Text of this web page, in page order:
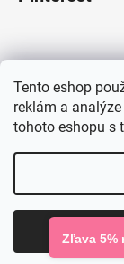
Tento eshop
reklám a
tohoto eshopu s
Instagram
Copyright
Zľava 5%